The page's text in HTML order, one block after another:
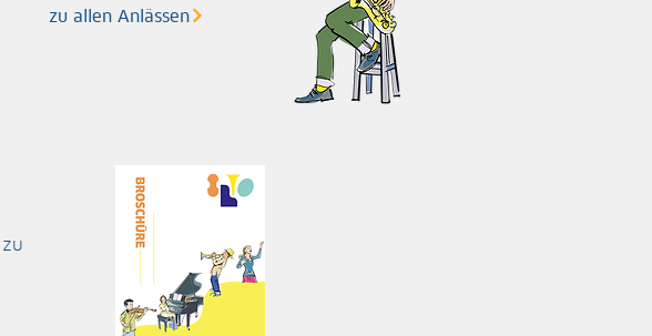
zu allen Anlässen